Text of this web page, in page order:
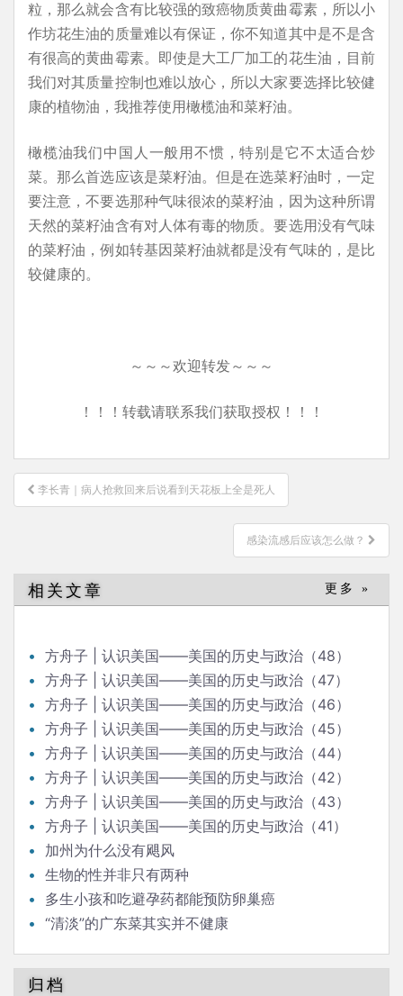
粒，那么就会含有比较强的致癌物质黄曲霉素，所以小
作坊花生油的质量难以有保证，你不知道其中是不是含
有很高的黄曲霉素。即使是大工厂加工的花生油，目前
我们对其质量控制也难以放心，所以大家要选择比较健
康的植物油，我推荐使用橄榄油和菜籽油。
橄榄油我们中国人一般用不惯，特别是它不太适合炒
菜。那么首选应该是菜籽油。但是在选菜籽油时，一定
要注意，不要选那种气味很浓的菜籽油，因为这种所谓
天然的菜籽油含有对人体有毒的物质。要选用没有气味
的菜籽油，例如转基因菜籽油就都是没有气味的，是比
较健康的。
～～～欢迎转发～～～
！！！转载请联系我们获取授权！！！
文
章
李长青｜病人抢救回来后说看到天花板上全是死人
感染流感后应该怎么做？
相关文章 更多 »
方舟子 | 认识美国——美国的历史与政治（48）
方舟子 | 认识美国——美国的历史与政治（47）
方舟子 | 认识美国——美国的历史与政治（46）
方舟子 | 认识美国——美国的历史与政治（45）
方舟子 | 认识美国——美国的历史与政治（44）
方舟子 | 认识美国——美国的历史与政治（42）
方舟子 | 认识美国——美国的历史与政治（43）
方舟子 | 认识美国——美国的历史与政治（41）
加州为什么没有飓风
生物的性并非只有两种
多生小孩和吃避孕药都能预防卵巢癌
“清淡”的广东菜其实并不健康
归档